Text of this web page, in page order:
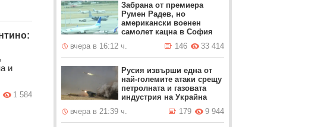
и
1 584
Забрана от премиера
Румен Радев, но
американски военен
самолет кацна в София
вчера в 16:12 ч.
33 414
146
Русия извърши една от
най-големите атаки срещу
петролната и газовата
индустрия на Украйна
вчера в 21:39 ч.
9 944
179